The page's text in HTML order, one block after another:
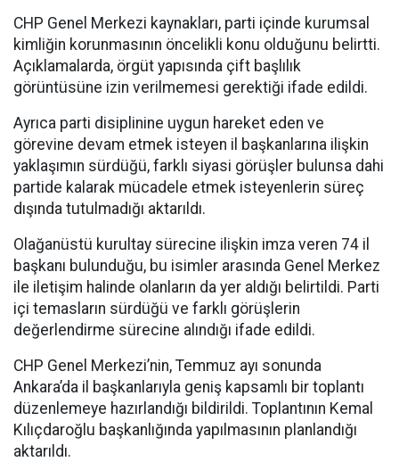
CHP Genel Merkezi kaynakları, parti içinde kurumsal
kimliğin korunmasının öncelikli konu olduğunu belirtti.
Açıklamalarda, örgüt yapısında çift başlılık
görüntüsüne izin verilmemesi gerektiği ifade edildi.
Ayrıca parti disiplinine uygun hareket eden ve
görevine devam etmek isteyen il başkanlarına ilişkin
yaklaşımın sürdüğü, farklı siyasi görüşler bulunsa dahi
partide kalarak mücadele etmek isteyenlerin süreç
dışında tutulmadığı aktarıldı.
Olağanüstü kurultay sürecine ilişkin imza veren 74 il
başkanı bulunduğu, bu isimler arasında Genel Merkez
ile iletişim halinde olanların da yer aldığı belirtildi. Parti
içi temasların sürdüğü ve farklı görüşlerin
değerlendirme sürecine alındığı ifade edildi.
CHP Genel Merkezi’nin, Temmuz ayı sonunda
Ankara’da il başkanlarıyla geniş kapsamlı bir toplantı
düzenlemeye hazırlandığı bildirildi. Toplantının Kemal
Kılıçdaroğlu başkanlığında yapılmasının planlandığı
aktarıldı.